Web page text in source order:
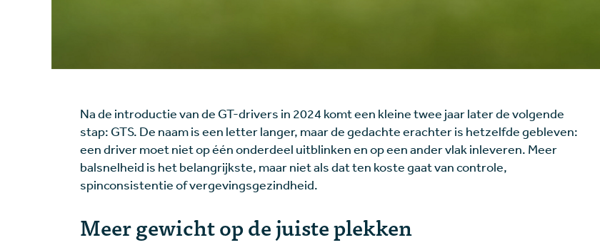
Na de introductie van de GT-drivers in 2024 komt een kleine twee jaar later de volgende
stap: GTS. De naam is een letter langer, maar de gedachte erachter is hetzelfde gebleven:
een driver moet niet op één onderdeel uitblinken en op een ander vlak inleveren. Meer
balsnelheid is het belangrijkste, maar niet als dat ten koste gaat van controle,
spinconsistentie of vergevingsgezindheid.
Meer gewicht op de juiste plekken